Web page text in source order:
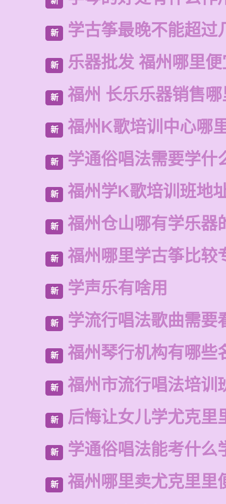
新 学古筝最晚不能超过
新 乐器批发 福州哪里
新 福州 长乐乐器销售
新 福州K歌培训中心哪
新 学通俗唱法需要学什
新 福州学K歌培训班地
新 福州仓山哪有学乐器
新 福州哪里学古筝比较
新 学声乐有啥用
新 学流行唱法歌曲需要
新 福州琴行机构有哪些
新 福州市流行唱法培训
新 后悔让女儿学尤克里
新 学通俗唱法能考什么
新 福州哪里卖尤克里里